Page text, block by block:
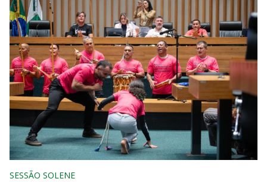
SESSÃO SOLENE